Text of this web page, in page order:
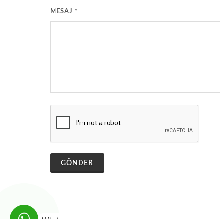
MESAJ *
GÖNDER